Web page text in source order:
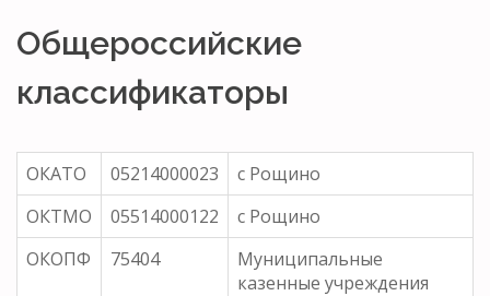
Общероссийские
классификаторы
ОКАТО 05214000023
с Рощино
ОКТМО
05514000122
с Рощино
ОКОПФ
75404
Муниципальные
казенные учреждения